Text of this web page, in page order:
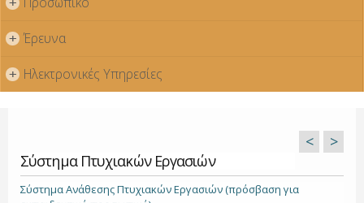
+ Έρευνα
+ Ηλεκτρονικές Υπηρεσίες
Σύστημα Πτυχιακών Εργασιών
< >
Σύστημα Ανάθεσης Πτυχιακών Εργασιών (πρόσβαση για